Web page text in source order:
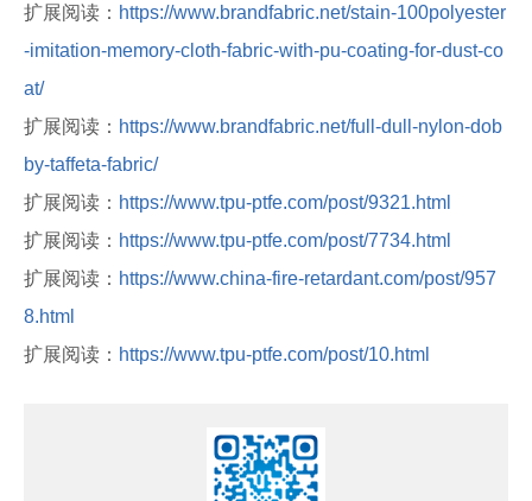
扩展阅读： https://www.brandfabric.net/stain-100polyester
-imitation-memory-cloth-fabric-with-pu-coating-for-dust-co
at/
扩展阅读： https://www.brandfabric.net/full-dull-nylon-dob
by-taffeta-fabric/
扩展阅读： https://www.tpu-ptfe.com/post/9321.html
扩展阅读： https://www.tpu-ptfe.com/post/7734.html
扩展阅读： https://www.china-fire-retardant.com/post/957
8.html
扩展阅读： https://www.tpu-ptfe.com/post/10.html